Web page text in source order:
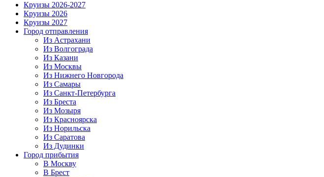
Круизы 2026-2027
Круизы 2026
Круизы 2027
Город отправления
Из Астрахани
Из Волгограда
Из Казани
Из Москвы
Из Нижнего Новгорода
Из Самары
Из Санкт-Петербурга
Из Бреста
Из Мозыря
Из Красноярска
Из Норильска
Из Саратова
Из Дудинки
Город прибытия
В Москву
В Брест